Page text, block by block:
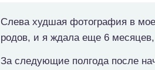
Слева худшая фотография в
родов, и я ждала еще 6
За следующие полгода после